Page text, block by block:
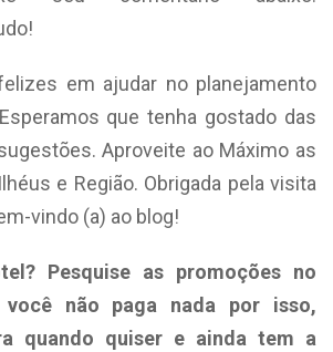
em ajudar no planejamento
que tenha gostado das
Aproveite ao Máximo as
e Região. Obrigada pela visita
vindo (a) ao blog!
Pesquise as promoções no
não paga nada por isso,
quando quiser e ainda tem a